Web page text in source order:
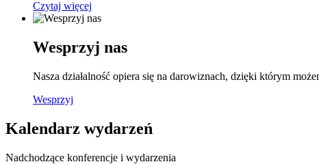
Czytaj więcej
Wesprzyj nas
Nasza działalność opiera się na darowiznach, dzięki którym
Wesprzyj
Kalendarz wydarzeń
Nadchodzące konferencje i wydarzenia